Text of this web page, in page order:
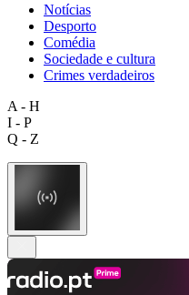
Notícias
Desporto
Comédia
Sociedade e cultura
Crimes verdadeiros
A - H
I - P
Q - Z